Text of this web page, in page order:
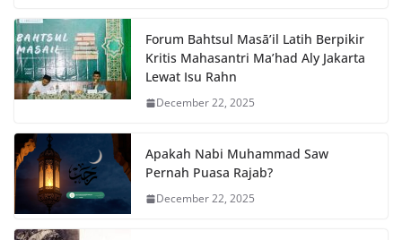
Forum Bahtsul Masā’il Latih Berpikir
Kritis Mahasantri Ma’had Aly Jakarta
Lewat Isu Rahn
December 22, 2025
Apakah Nabi Muhammad Saw
Pernah Puasa Rajab?
December 22, 2025